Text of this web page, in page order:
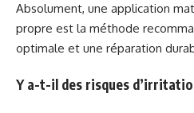
Absolument, une application
propre est la méthode
optimale et une réparation
Y a-t-il des risques